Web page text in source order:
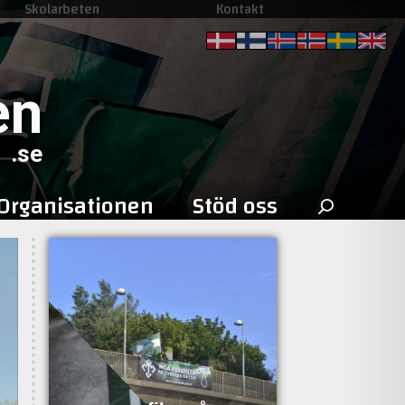
Skolarbeten Kontakt
.se
Stöd oss Sök
efter: